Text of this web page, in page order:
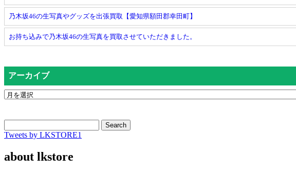
乃木坂46の生写真やグッズを出張買取【愛知県額田郡幸田町】
お持ち込みで乃木坂46の生写真を買取させていただきました。
アーカイブ
Search
Tweets by LKSTORE1
about lkstore